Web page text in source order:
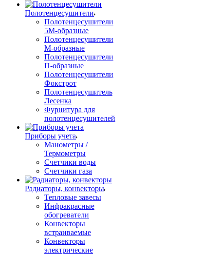
Полотенцесушители
Полотенцесушители
5М-образные
Полотенцесушители
М-образные
Полотенцесушители
П-образные
Полотенцесушители
Фокстрот
Полотенцесушитель
Лесенка
Фурнитура для
полотенцесушителей
Приборы учета
Манометры /
Термометры
Счетчики воды
Счетчики газа
Радиаторы, конвекторы
Тепловые завесы
Инфракрасные
обогреватели
Конвекторы
встраиваемые
Конвекторы
электрические